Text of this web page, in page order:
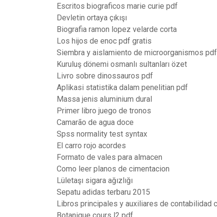
Escritos biograficos marie curie pdf
Devletin ortaya çıkışı
Biografia ramon lopez velarde corta
Los hijos de enoc pdf gratis
Siembra y aislamiento de microorganismos pdf
Kuruluş dönemi osmanlı sultanları özet
Livro sobre dinossauros pdf
Aplikasi statistika dalam penelitian pdf
Massa jenis aluminium dural
Primer libro juego de tronos
Camarão de agua doce
Spss normality test syntax
El carro rojo acordes
Formato de vales para almacen
Como leer planos de cimentacion
Lületaşı sigara ağızlığı
Sepatu adidas terbaru 2015
Libros principales y auxiliares de contabilidad